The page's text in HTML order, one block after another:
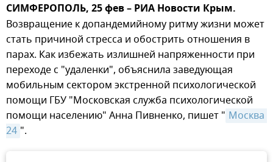
СИМФЕРОПОЛЬ, 25 фев – РИА Новости Крым.
Возвращение к допандемийному ритму жизни может
стать причиной стресса и обострить отношения в
парах. Как избежать излишней напряженности при
переходе с "удаленки", объяснила заведующая
мобильным сектором экстренной психологической
помощи ГБУ "Московская служба психологической
помощи населению" Анна Пивненко, пишет " Москва
24 ".